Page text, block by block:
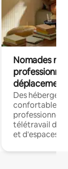
Nomades
déplacement
Des
confortables
professionnels
télétravail
et d'espaces